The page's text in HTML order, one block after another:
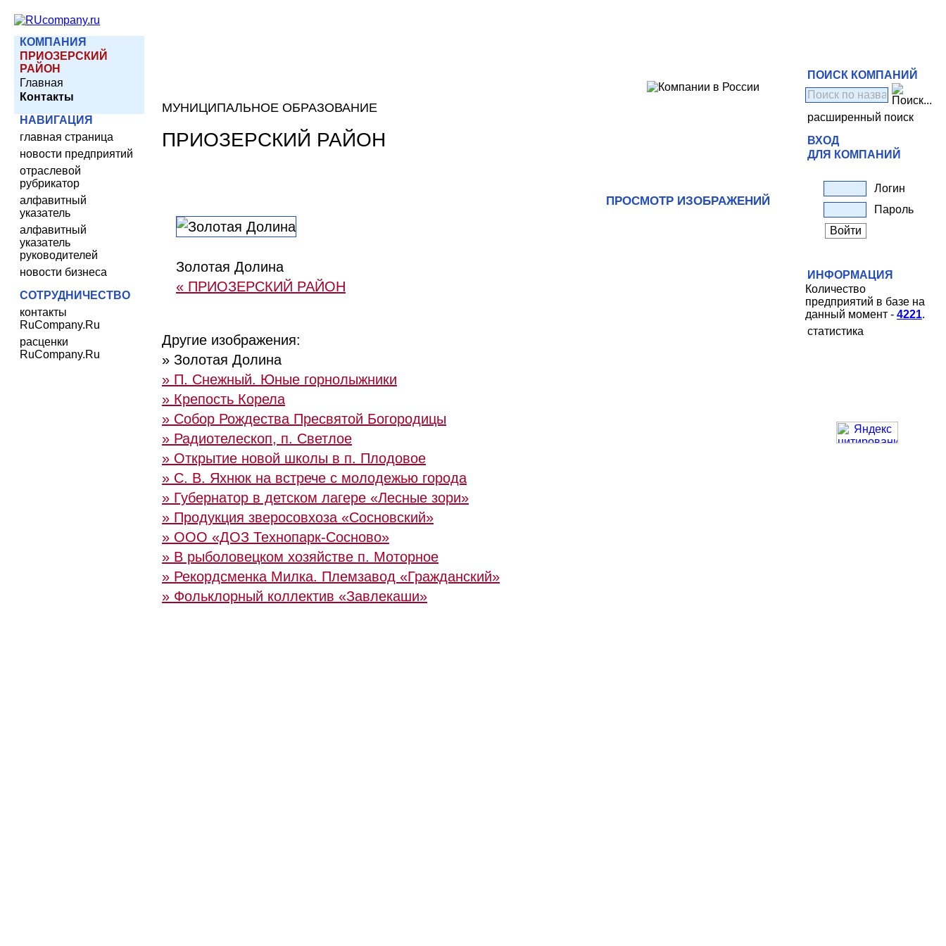
КОМПАНИЯ
ПРИОЗЕРСКИЙ
РАЙОН
Главная
Контакты
НАВИГАЦИЯ
главная страница
новости предприятий
отраслевой
рубрикатор
алфавитный
указатель
алфавитный
указатель
руководителей
новости бизнеса
СОТРУДНИЧЕСТВО
контакты
RuCompany.Ru
расценки
RuCompany.Ru
МУНИЦИПАЛЬНОЕ ОБРАЗОВАНИЕ
ПРИОЗЕРСКИЙ РАЙОН
ПРОСМОТР ИЗОБРАЖЕНИЙ
Золотая Долина
« ПРИОЗЕРСКИЙ РАЙОН
Другие изображения:
» Золотая Долина
» П. Снежный. Юные горнолыжники
» Крепость Корела
» Собор Рождества Пресвятой Богородицы
» Радиотелескоп, п. Светлое
» Открытие новой школы в п. Плодовое
» С. В. Яхнюк на встрече с молодежью города
» Губернатор в детском лагере «Лесные зори»
» Продукция зверосовхоза «Сосновский»
» ООО «ДОЗ Технопарк-Сосново»
» В рыболовецком хозяйстве п. Моторное
» Рекордсменка Милка. Племзавод «Гражданский»
» Фольклорный коллектив «Завлекаши»
ПОИСК КОМПАНИЙ
расширенный поиск
ВХОД
ДЛЯ КОМПАНИЙ
Логин
Пароль
ИНФОРМАЦИЯ
Количество
предприятий в базе на
данный момент - 4221.
статистика